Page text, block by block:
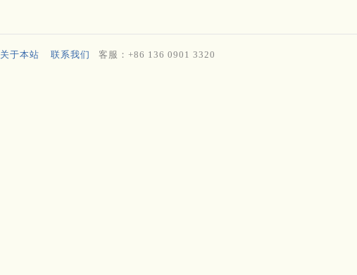
关于本站 联系我们 客服：+86 136 0901 3320